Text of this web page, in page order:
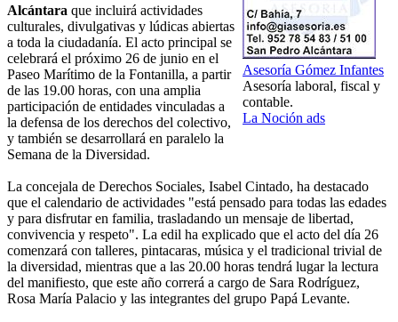
Asesoría Gómez Infantes
Asesoría laboral, fiscal y
contable.
La Noción ads
Alcántara que incluirá actividades
culturales, divulgativas y lúdicas abiertas
a toda la ciudadanía. El acto principal se
celebrará el próximo 26 de junio en el
Paseo Marítimo de la Fontanilla, a partir
de las 19.00 horas, con una amplia
participación de entidades vinculadas a
la defensa de los derechos del colectivo,
y también se desarrollará en paralelo la
Semana de la Diversidad.
La concejala de Derechos Sociales, Isabel Cintado, ha destacado
que el calendario de actividades "está pensado para todas las edades
y para disfrutar en familia, trasladando un mensaje de libertad,
convivencia y respeto". La edil ha explicado que el acto del día 26
comenzará con talleres, pintacaras, música y el tradicional trivial de
la diversidad, mientras que a las 20.00 horas tendrá lugar la lectura
del manifiesto, que este año correrá a cargo de Sara Rodríguez,
Rosa María Palacio y las integrantes del grupo Papá Levante.